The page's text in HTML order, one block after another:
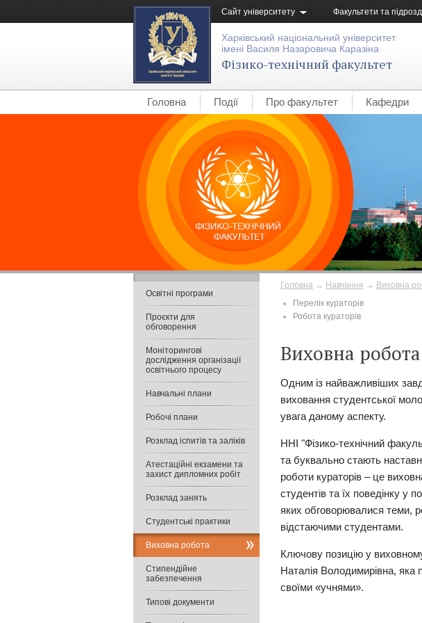
Сайт університету Факультети та
Харківський національний університет
імені Василя Назаровича Каразіна
Фізико-технічний факультет
Головна Події Про факультет Кафедри
Головна → Навчання → Виховна
Перелік кураторів
Робота кураторів
Виховна робота
Одним із найважливіших
виховання студентської
увага даному аспекту.
ННІ "Фізико-технічний
та буквально стають
роботи кураторів – це
студентів та їх поведінку у
яких обговорювалися теми,
відстаючими студентами.
Ключову позицію у
Наталія Володимирівна, яка
своїми «учнями».
Освітні програми
Проєкти для
обговорення
Моніторингові
дослідження організації
освітнього процесу
Навчальні плани
Робочі плани
Розклад іспитів та заліків
Атестаційні екзамени та
захист дипломних робіт
Розклад занять
Студентські практики
Виховна робота
Cтипендійне
забезпечення
Типові документи